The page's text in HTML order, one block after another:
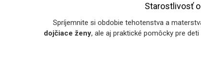
Starostlivosť
Spríjemnite si obdobie tehotenstva a
dojčiace ženy, ale aj praktické pomôcky pre deti